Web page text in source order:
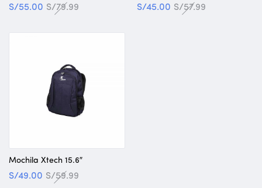
S/79.99
S/55.00 S/57.99
S/45.00
Mochila Xtech 15.6″
S/59.99
S/49.00